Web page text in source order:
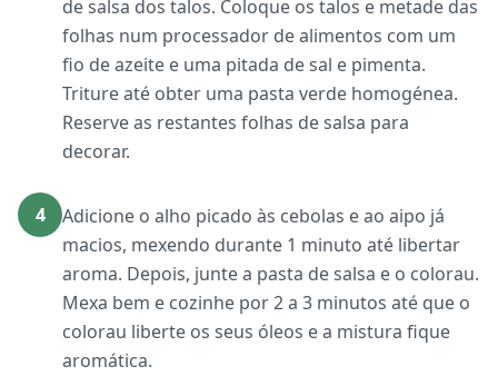
de salsa dos talos. Coloque os talos e metade das
folhas num processador de alimentos com um
fio de azeite e uma pitada de sal e pimenta.
Triture até obter uma pasta verde homogénea.
Reserve as restantes folhas de salsa para
decorar.
4
Adicione o alho picado às cebolas e ao aipo já
macios, mexendo durante 1 minuto até libertar
aroma. Depois, junte a pasta de salsa e o colorau.
Mexa bem e cozinhe por 2 a 3 minutos até que o
colorau liberte os seus óleos e a mistura fique
aromática.